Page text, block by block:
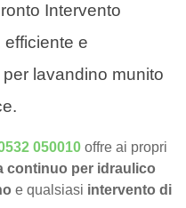
Intervento
efficiente e
lavandino munito
050010 offre ai propri
continuo per idraulico
e qualsiasi intervento di